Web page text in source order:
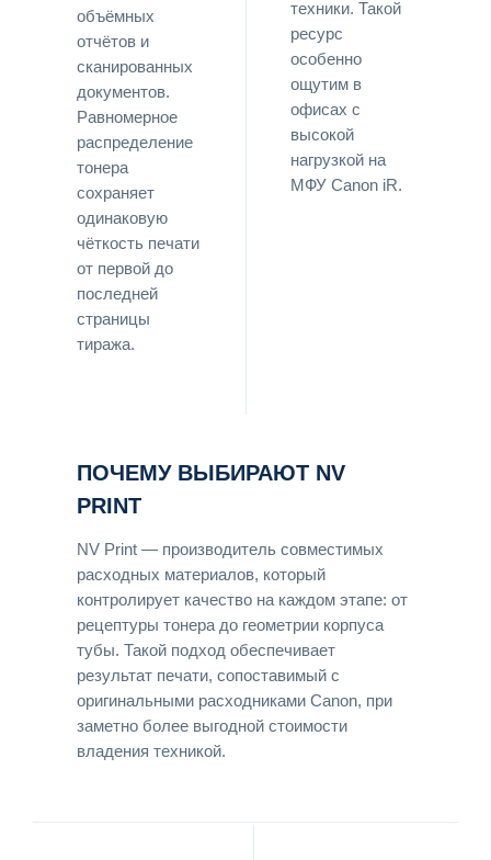
объёмных
отчётов и
сканированных
документов.
Равномерное
распределение
тонера
сохраняет
одинаковую
чёткость печати
от первой до
последней
страницы
тиража.
техники. Такой
ресурс
особенно
ощутим в
офисах с
высокой
нагрузкой на
МФУ Canon iR.
ПОЧЕМУ ВЫБИРАЮТ NV
PRINT
NV Print — производитель совместимых
расходных материалов, который
контролирует качество на каждом этапе: от
рецептуры тонера до геометрии корпуса
тубы. Такой подход обеспечивает
результат печати, сопоставимый с
оригинальными расходниками Canon, при
заметно более выгодной стоимости
владения техникой.